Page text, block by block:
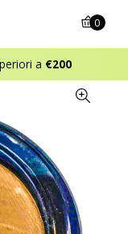
a €200
0